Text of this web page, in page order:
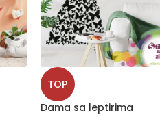
TOP
Dama sa leptirima